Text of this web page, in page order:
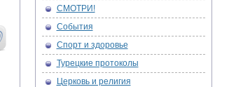
СМОТРИ!
События
Спорт и здоровье
Турецкие протоколы
Церковь и религия